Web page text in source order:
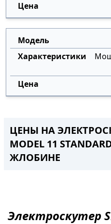
ЦЕНЫ НА
MODEL 11
ЖЛОБИНЕ
Электроскутер